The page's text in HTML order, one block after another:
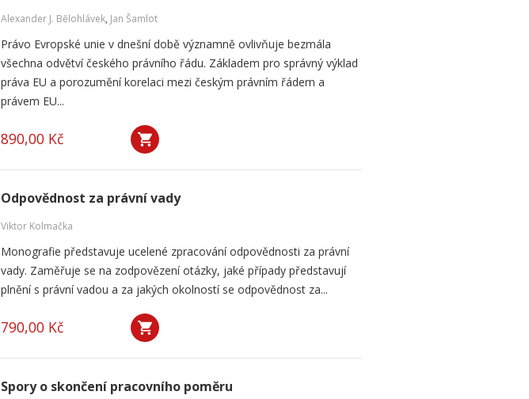
Alexander J. Bělohlávek, Jan Šamlot
Právo Evropské unie v dnešní době významně ovlivňuje bezmála
všechna odvětví českého právního řádu. Základem pro správný výklad
práva EU a porozumění korelaci mezi českým právním řádem a
právem EU...
890,00 Kč
Odpovědnost za právní vady
Viktor Kolmačka
Monografie představuje ucelené zpracování odpovědnosti za právní
vady. Zaměřuje se na zodpovězení otázky, jaké případy představují
plnění s právní vadou a za jakých okolností se odpovědnost za...
790,00 Kč
Spory o skončení pracovního poměru